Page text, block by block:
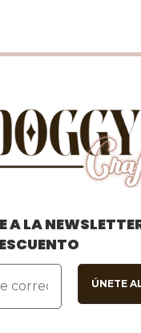
A LA